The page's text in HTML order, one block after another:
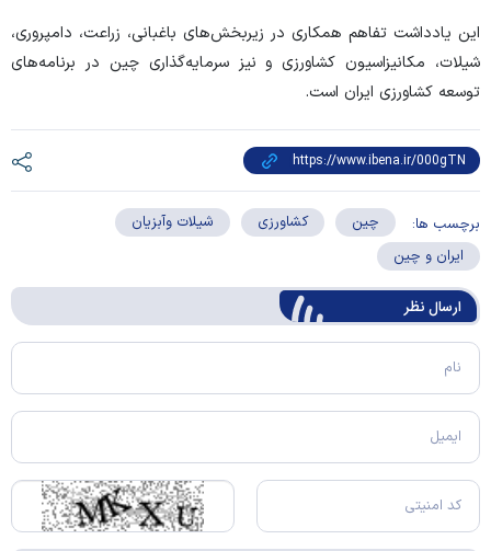
این یادداشت تفاهم همکاری در زیربخش‌های باغبانی، زراعت، دامپروری،
شیلات، مکانیزاسیون کشاورزی و نیز سرمایه‌گذاری چین در برنامه‌های
توسعه کشاورزی ایران است.
برچسب ها: چین کشاورزی
شیلات وآبزیان
ایران و چین
ارسال‌ نظر